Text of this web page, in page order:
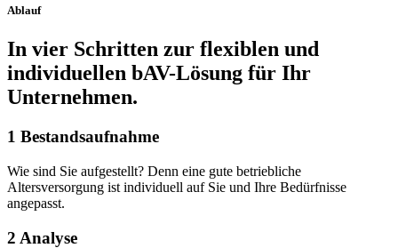
Ablauf
In vier Schritten zur flexiblen und
individuellen bAV-Lösung für Ihr
Unternehmen.
1 Bestandsaufnahme
Wie sind Sie aufgestellt? Denn eine gute betriebliche
Altersversorgung ist individuell auf Sie und Ihre Bedürfnisse
angepasst.
2 Analyse